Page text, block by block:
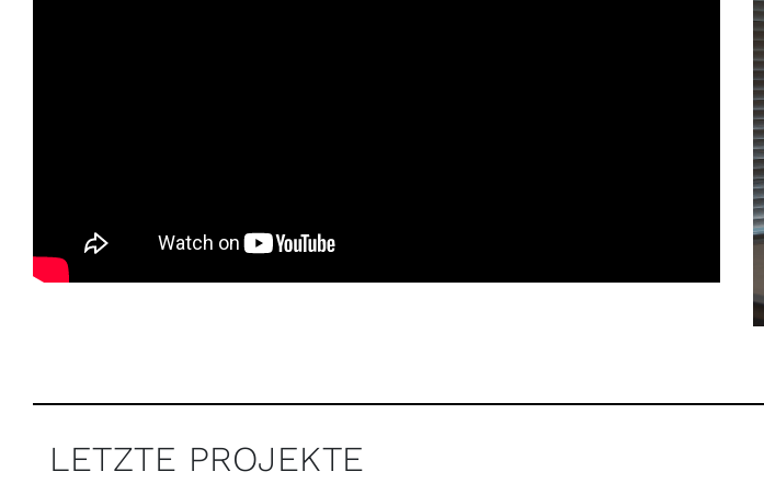
LETZTE PROJEKTE